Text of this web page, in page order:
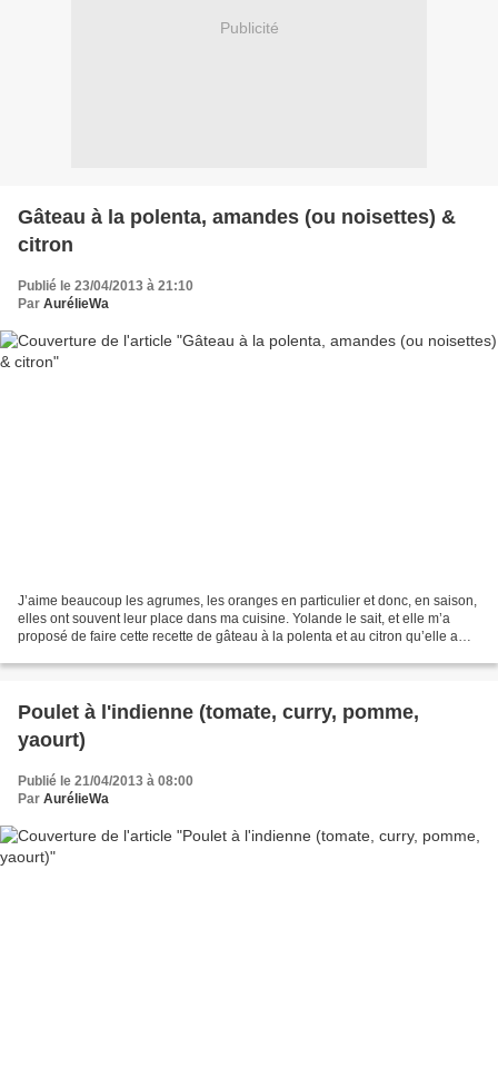
Publicité
Gâteau à la polenta, amandes (ou noisettes) &
citron
Publié le 23/04/2013 à 21:10
Par AurélieWa
J’aime beaucoup les agrumes, les oranges en particulier et donc, en saison,
elles ont souvent leur place dans ma cuisine. Yolande le sait, et elle m’a
proposé de faire cette recette de gâteau à la polenta et au citron qu’elle a
Poulet à l'indienne (tomate, curry, pomme,
yaourt)
Publié le 21/04/2013 à 08:00
Par AurélieWa